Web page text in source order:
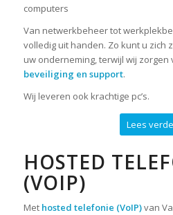
Van netwerkbeheer tot
volledig uit handen. Zo kunt u zich
uw onderneming, terwijl wij zorgen
beveiliging en support.
Wij leveren ook krachtige pc’s.
Lees
HOSTED
(VOIP)
Met hosted telefonie (VoIP)van